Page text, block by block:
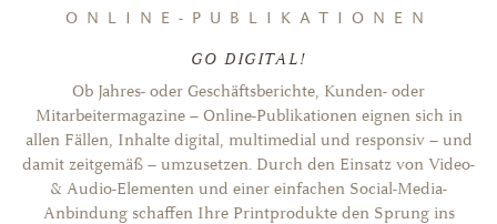
ONLINE-PUBLIKATIONEN
GO DIGITAL!
Ob Jahres- oder Geschäftsberichte, Kunden- oder
Mitarbeitermagazine – Online-Publikationen eignen sich in
allen Fällen, Inhalte digital, multimedial und responsiv – und
damit zeitgemäß – umzusetzen. Durch den Einsatz von Video-
& Audio-Elementen und einer einfachen Social-Media-
Anbindung schaffen Ihre Printprodukte den Sprung ins